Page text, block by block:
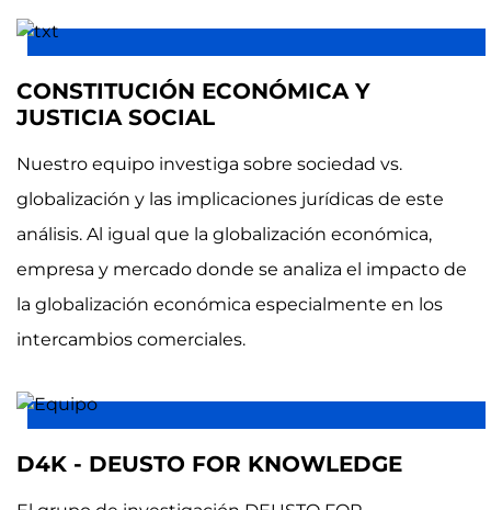
CONSTITUCIÓN ECONÓMICA Y
JUSTICIA SOCIAL
Nuestro equipo investiga sobre sociedad vs.
globalización y las implicaciones jurídicas de este
análisis. Al igual que la globalización económica,
empresa y mercado donde se analiza el impacto de
la globalización económica especialmente en los
intercambios comerciales.
D4K - DEUSTO FOR KNOWLEDGE